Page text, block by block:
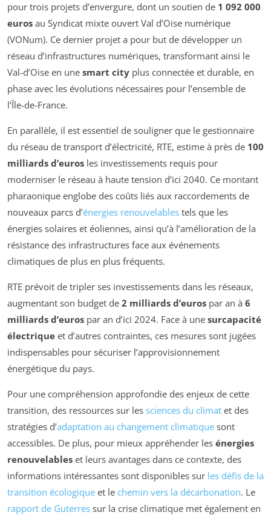
pour trois projets d’envergure, dont un soutien de 1 092 000
euros au Syndicat mixte ouvert Val d’Oise numérique
(VONum). Ce dernier projet a pour but de développer un
réseau d’infrastructures numériques, transformant ainsi le
Val-d’Oise en une smart city plus connectée et durable, en
phase avec les évolutions nécessaires pour l’ensemble de
l’Île-de-France.
En parallèle, il est essentiel de souligner que le gestionnaire
du réseau de transport d’électricité, RTE, estime à près de 100
milliards d’euros les investissements requis pour
moderniser le réseau à haute tension d’ici 2040. Ce montant
pharaonique englobe des coûts liés aux raccordements de
nouveaux parcs d’énergies renouvelables tels que les
énergies solaires et éoliennes, ainsi qu’à l’amélioration de la
résistance des infrastructures face aux événements
climatiques de plus en plus fréquents.
RTE prévoit de tripler ses investissements dans les réseaux,
augmentant son budget de 2 milliards d’euros par an à 6
milliards d’euros par an d’ici 2024. Face à une surcapacité
électrique et d’autres contraintes, ces mesures sont jugées
indispensables pour sécuriser l’approvisionnement
énergétique du pays.
Pour une compréhension approfondie des enjeux de cette
transition, des ressources sur les sciences du climat et des
stratégies d’adaptation au changement climatique sont
accessibles. De plus, pour mieux appréhender les énergies
renouvelables et leurs avantages dans ce contexte, des
informations intéressantes sont disponibles sur les défis de la
transition écologique et le chemin vers la décarbonation. Le
rapport de Guterres sur la crise climatique met également en